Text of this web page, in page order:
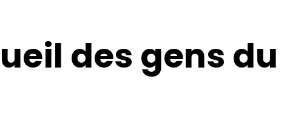
des gens du